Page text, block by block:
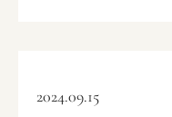
2024.09.15